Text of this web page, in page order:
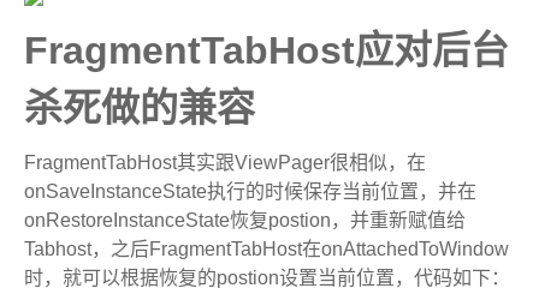
FragmentTabHost应对后台
杀死做的兼容
FragmentTabHost其实跟ViewPager很相似，在
onSaveInstanceState执行的时候保存当前位置，并在
onRestoreInstanceState恢复postion，并重新赋值给
Tabhost，之后FragmentTabHost在onAttachedToWindow
时，就可以根据恢复的postion设置当前位置，代码如下：